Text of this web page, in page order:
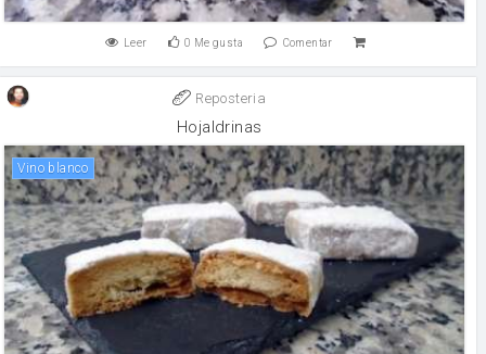
Leer 0 Me gusta Comentar
Reposteria
Hojaldrinas
vino blanco